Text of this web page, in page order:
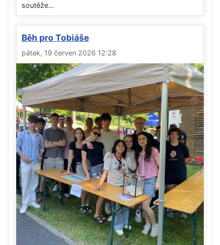
soutěže...
Běh pro Tobiáše
pátek, 19 červen 2026 12:28